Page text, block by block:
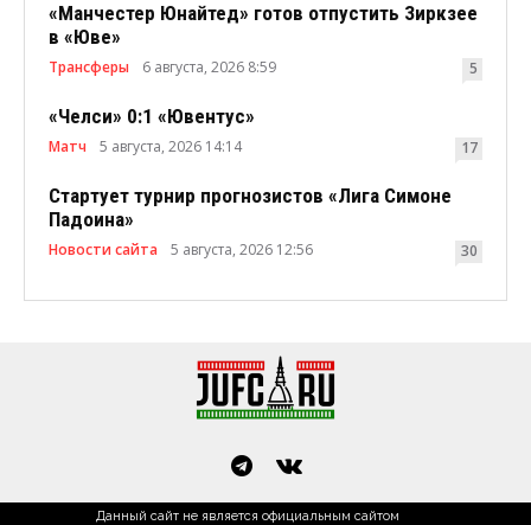
«Манчестер Юнайтед» готов отпустить Зиркзее
в «Юве»
Трансферы 6 августа, 2026 8:59 5
«Челси» 0:1 «Ювентус»
Матч 5 августа, 2026 14:14 17
Стартует турнир прогнозистов «Лига Симоне
Падоина»
Новости сайта 5 августа, 2026 12:56 30
Данный сайт не является официальным сайтом